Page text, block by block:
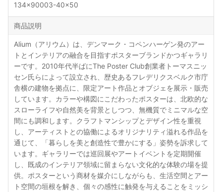
134x90003-40x50
商品説明
Alium（アリウム）は、デンマーク・コペンハーゲン発のアー
トとインテリアの融合を目指すポスターブランドかつギャラリ
ーです。2010年代半ばにThe Poster Club創業者トーマスニッ
セン氏らによって設立され、歴史あるフレデリクスベルク市庁
舎横の建物を拠点に、限定アート作品とオブジェを展示・販売
しています。カラーや構図にこだわったポスターは、北欧的な
スローライフや自然美を背景としつつ、無機質でミニマルな空
間にも調和します。クラフトマンシップとデザイン性を重視
し、アーティストとの協働によるオリジナリティ溢れる作品を
通じて、「暮らしを美と創造性で豊かにする」姿勢を訴求して
います。ギャラリーでは巡回展やアートイベントを定期開催
し、既成のインテリア領域に留まらない文化的な体験の場を提
供。ポスターという商材を媒介にしながらも、生活空間とアー
ト空間の垣根を解き、個々の感性に触発を与えることをミッシ